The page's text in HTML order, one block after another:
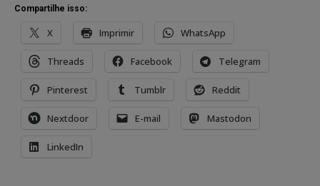
Compartilhe isso:
X Imprimir WhatsApp
Threads Facebook Telegram
Pinterest Tumblr Reddit
Nextdoor E-mail Mastodon
LinkedIn